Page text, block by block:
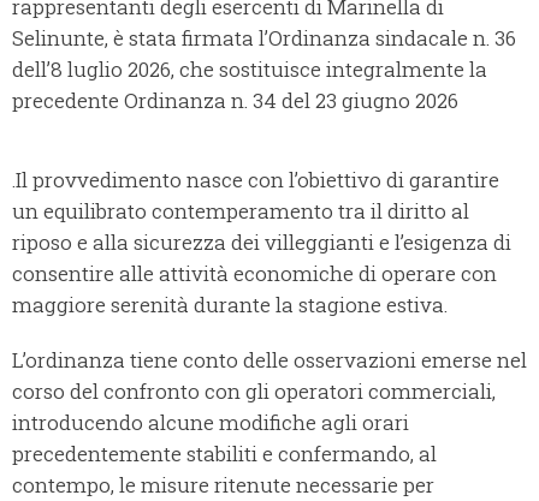
rappresentanti degli esercenti di Marinella di
Selinunte, è stata firmata l’Ordinanza sindacale n. 36
dell’8 luglio 2026, che sostituisce integralmente la
precedente Ordinanza n. 34 del 23 giugno 2026
.Il provvedimento nasce con l’obiettivo di garantire
un equilibrato contemperamento tra il diritto al
riposo e alla sicurezza dei villeggianti e l’esigenza di
consentire alle attività economiche di operare con
maggiore serenità durante la stagione estiva.
L’ordinanza tiene conto delle osservazioni emerse nel
corso del confronto con gli operatori commerciali,
introducendo alcune modifiche agli orari
precedentemente stabiliti e confermando, al
contempo, le misure ritenute necessarie per